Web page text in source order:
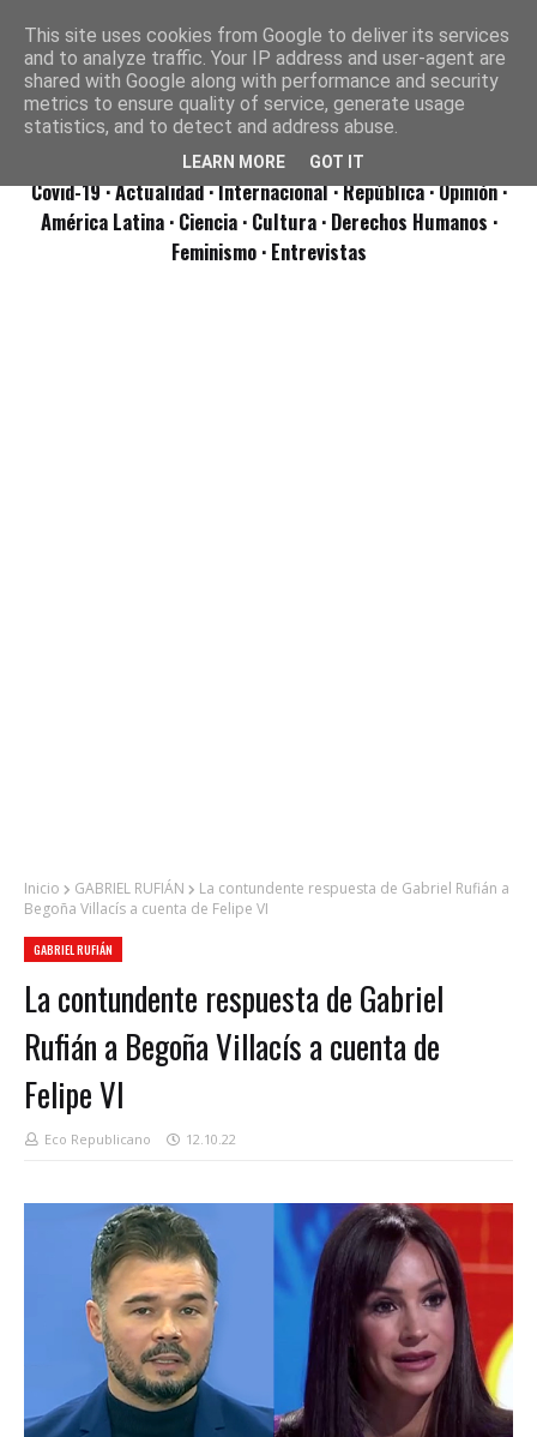
Covid-19· Actualidad· Internacional· República· Opinión·
América Latina · Ciencia · Cultura · Derechos Humanos ·
Feminismo · Entrevistas
Inicio GABRIEL RUFIÁN
La contundente respuesta de Gabriel Rufián a
Begoña Villacís a cuenta de Felipe VI
GABRIEL RUFIÁN
La contundente respuesta de Gabriel
Rufián a Begoña Villacís a cuenta de
Felipe VI
Eco Republicano 12.10.22
This site uses cookies from Google to deliver its services
and to analyze traffic. Your IP address and user-agent are
shared with Google along with performance and security
metrics to ensure quality of service, generate usage
statistics, and to detect and address abuse.
LEARN MORE GOT IT